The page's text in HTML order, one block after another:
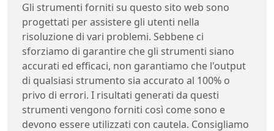
Gli strumenti forniti su questo sito web sono
progettati per assistere gli utenti nella
risoluzione di vari problemi. Sebbene ci
sforziamo di garantire che gli strumenti siano
accurati ed efficaci, non garantiamo che l'output
di qualsiasi strumento sia accurato al 100% o
privo di errori. I risultati generati da questi
strumenti vengono forniti così come sono e
devono essere utilizzati con cautela. Consigliamo